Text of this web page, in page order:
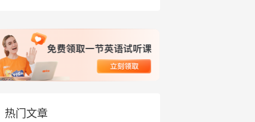
热门文章